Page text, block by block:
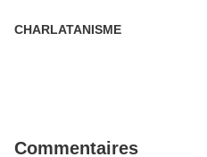
CHARLATANISME
Commentaires